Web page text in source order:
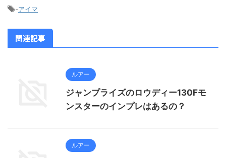
-アイマ
関連記事
ルアー
ジャンプライズのロウディー130Fモ
ンスターのインプレはあるの？
ルアー